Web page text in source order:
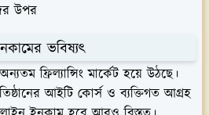
উপর
ভবিষ্যৎ
ফ্রিল্যান্সিং মার্কেট হয়ে উঠছে।
আইটি কোর্স ও ব্যক্তিগত আগ্রহ